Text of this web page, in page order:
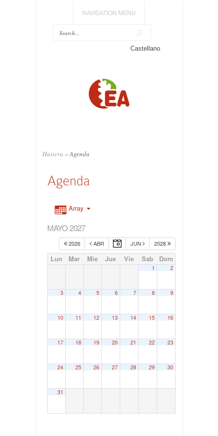
NAVIGATION MENU
Castellano
Hasiera » Agenda
Agenda
Array
MAYO 2027
2026 ABR JUN 2028
Lun Mar Mie Jue Vie Sab Dom
1 2
3 4 5 6 7 8 9
10 11 12 13 14 15 16
17 18 19 20 21 22 23
24 25 26 27 28 29 30
31